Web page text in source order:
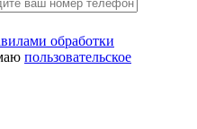
обработки
пользовательское